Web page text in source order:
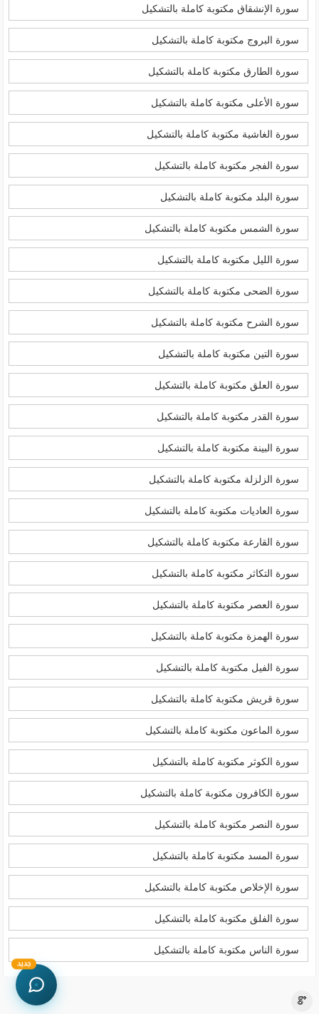
سورة الإنشقاق مكتوبة كاملة بالتشكيل
سورة البروج مكتوبة كاملة بالتشكيل
سورة الطارق مكتوبة كاملة بالتشكيل
سورة الأعلى مكتوبة كاملة بالتشكيل
سورة الغاشية مكتوبة كاملة بالتشكيل
سورة الفجر مكتوبة كاملة بالتشكيل
سورة البلد مكتوبة كاملة بالتشكيل
سورة الشمس مكتوبة كاملة بالتشكيل
سورة الليل مكتوبة كاملة بالتشكيل
سورة الضحى مكتوبة كاملة بالتشكيل
سورة الشرح مكتوبة كاملة بالتشكيل
سورة التين مكتوبة كاملة بالتشكيل
سورة العلق مكتوبة كاملة بالتشكيل
سورة القدر مكتوبة كاملة بالتشكيل
سورة البينة مكتوبة كاملة بالتشكيل
سورة الزلزلة مكتوبة كاملة بالتشكيل
سورة العاديات مكتوبة كاملة بالتشكيل
سورة القارعة مكتوبة كاملة بالتشكيل
سورة التكاثر مكتوبة كاملة بالتشكيل
سورة العصر مكتوبة كاملة بالتشكيل
سورة الهمزة مكتوبة كاملة بالتشكيل
سورة الفيل مكتوبة كاملة بالتشكيل
سورة قريش مكتوبة كاملة بالتشكيل
سورة الماعون مكتوبة كاملة بالتشكيل
سورة الكوثر مكتوبة كاملة بالتشكيل
سورة الكافرون مكتوبة كاملة بالتشكيل
سورة النصر مكتوبة كاملة بالتشكيل
سورة المسد مكتوبة كاملة بالتشكيل
سورة الإخلاص مكتوبة كاملة بالتشكيل
سورة الفلق مكتوبة كاملة بالتشكيل
سورة الناس مكتوبة كاملة بالتشكيل
جديد